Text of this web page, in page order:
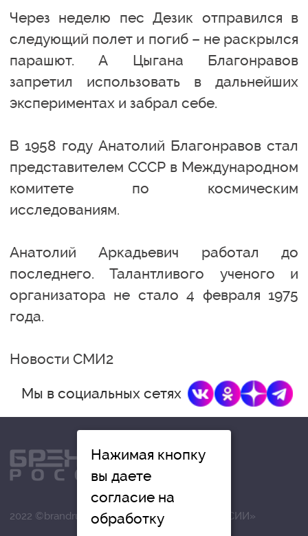
Через неделю пес Дезик отправился в
следующий полет и погиб – не раскрылся
парашют. А Цыгана Благонравов
запретил использовать в дальнейших
экспериментах и забрал себе.
В 1958 году Анатолий Благонравов стал
представителем СССР в Международном
комитете по космическим
исследованиям.
Анатолий Аркадьевич работал до
последнего. Талантливого ученого и
организатора не стало 4 февраля 1975
года.
Новости СМИ2
Мы в социальных сетях
2022 ©brandrussia.online | СИ «БРЕНДЫ РОССИИ»
Нажимая кнопку
вы даете
согласие на
обработку